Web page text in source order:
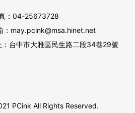
：04-25673728
：may.pcink@msa.hinet.net
：台中市大雅區民生路二段34巷29號
PCink All Rights Reserved.